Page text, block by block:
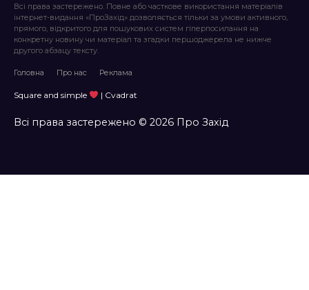
Всі права застережено. Повне або часткове використання матеріалів
інтернет-видання «ПроЗахід» дозволяється тільки за умови активного,
прямого, відкритого для пошукових систем гіперпосилання на
конкретну новину чи матеріал та згадки першоджерела не нижче
другого абзацу тексту.
Головна Про нас Реклама
Square and simple | Cvadrat
Всі права застережено © 2026 Про Захід